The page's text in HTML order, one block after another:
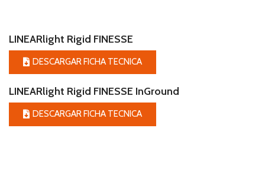
LINEARlight Rigid FINESSE
DESCARGAR FICHA TECNICA
LINEARlight Rigid FINESSE InGround
DESCARGAR FICHA TECNICA